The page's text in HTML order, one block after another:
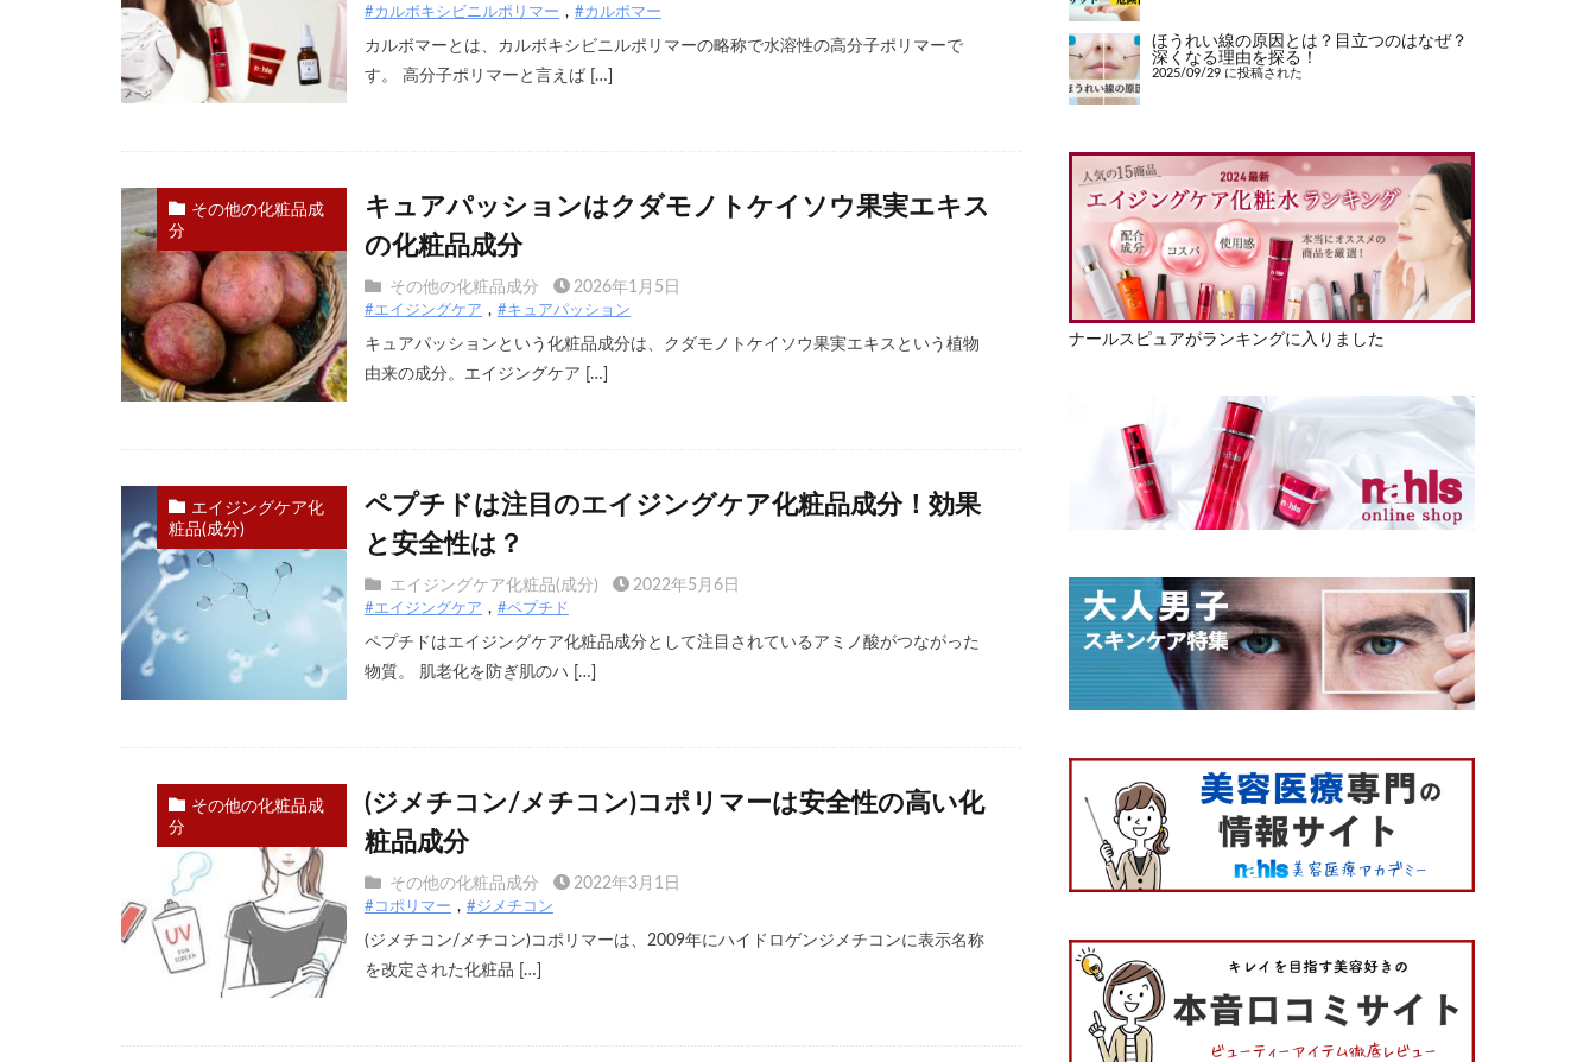
#カルボキシビニルポリマー #カルボマー
カルボマーとは、カルボキシビニルポリマーの略称で水溶性の高分子ポリマーで
す。 高分子ポリマーと言えば […]
その他の化粧品成
分
キュアパッションはクダモノトケイソウ果実エキス
の化粧品成分
その他の化粧品成分 2026年1月5日
#エイジングケア #キュアパッション
キュアパッションという化粧品成分は、クダモノトケイソウ果実エキスという植物
由来の成分。エイジングケア […]
エイジングケア化
粧品(成分)
ペプチドは注目のエイジングケア化粧品成分！効果
と安全性は？
エイジングケア化粧品(成分) 2022年5月6日
#エイジングケア #ペプチド
ペプチドはエイジングケア化粧品成分として注目されているアミノ酸がつながった
物質。 肌老化を防ぎ肌のハ […]
その他の化粧品成
分
(ジメチコン/メチコン)コポリマーは安全性の高い化
粧品成分
その他の化粧品成分 2022年3月1日
#コポリマー #ジメチコン
(ジメチコン/メチコン)コポリマーは、2009年にハイドロゲンジメチコンに表示名称
を改定された化粧品 […]
ほうれい線の原因とは？目立つのはなぜ？
深くなる理由を探る！
2025/09/29 に投稿された
ナールスピュアがランキングに入りました